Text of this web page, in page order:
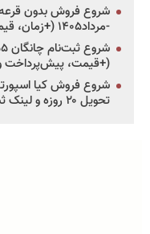
-مرداد۱۴۰۵ (+زمان، قیمت و شرایط فروش)
(+قیمت،
تحویل ۲۰ روزه و لینک ثبت‌نام)